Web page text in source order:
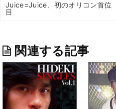
Juice=Juice、初のオリコン首位
目
関連する記事